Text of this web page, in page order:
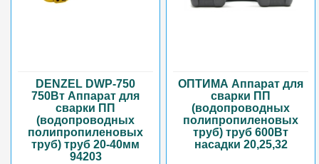
DENZEL DWP-750
750Вт Аппарат для
сварки ПП
(водопроводных
полипропиленовых
труб) труб 20-40мм
94203
ОПТИМА Аппарат для
сварки ПП
(водопроводных
полипропиленовых
труб) труб 600Вт
насадки 20,25,32